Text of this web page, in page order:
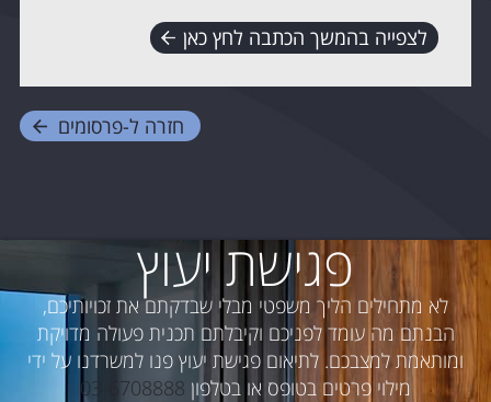
לצפייה בהמשך הכתבה לחץ כאן
חזרה ל-פרסומים
פגישת יעוץ
לא מתחילים הליך משפטי מבלי שבדקתם את זכויותיכם,
הבנתם מה עומד לפניכם וקיבלתם תכנית פעולה מדויקת
ומותאמת למצבכם. לתיאום פגישת יעוץ פנו למשרדנו על ידי
מילוי פרטים בטופס או בטלפון 03-6708888